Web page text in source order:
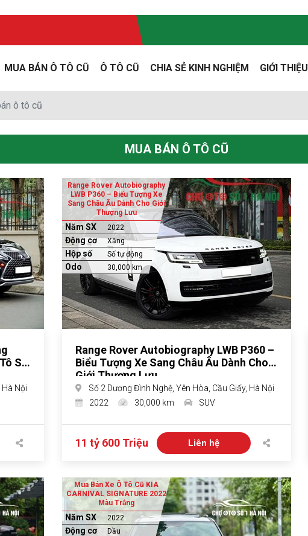
MUA BÁN Ô TÔ CŨ Ô TÔ CŨ CHIA SẺ KINH NGHIỆM GIỚI THIỆU
ô tô cũ
MUA BÁN Ô TÔ CŨ
Số
Nội
Range Rover Autobiography
LWB P360 – Biểu Tượng Xe
Sang Châu Âu Dành Cho Giới
Thượng Lưu
Năm SX 2022
Động cơ Xăng
Hộp số Số tự động
Odo 30,000 km
Range Rover Autobiography LWB P360 –
Biểu Tượng Xe Sang Châu Âu Dành Cho
Giới Thượng Lưu
Số 2 Dương Đình Nghệ, Yên Hòa, Cầu Giấy, Hà Nội
2022
30,000 km SUV
11 tỷ 600 Triệu Liên hệ
Mua Bán Xe Ô Tô Cũ KIA
CARNIVAL SIGNATURE 2022
Màu Trắng
Năm SX 2022
Động cơ Dầu